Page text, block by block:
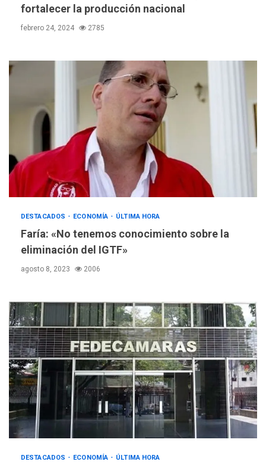
fortalecer la producción nacional
febrero 24, 2024 2785
DESTACADOS ECONOMÍA ÚLTIMA HORA
Faría: «No tenemos conocimiento sobre la
eliminación del IGTF»
agosto 8, 2023 2006
DESTACADOS ECONOMÍA ÚLTIMA HORA